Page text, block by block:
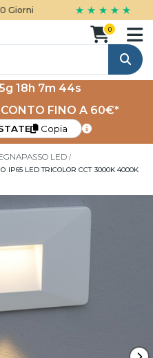
★ ★ ★ ★ ★
Cerca
0
18h 7m 44s
FINO A 60€*
Copia
LED
IP65 LED TRICOLOR CCT 3000K 4000K